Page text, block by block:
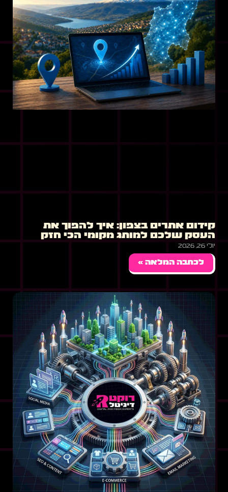
קידום אתרים בצפון: איך להפוך את
העסק שלכם למותג מקומי הכי חזק
יולי 26, 2026
לכתבה המלאה »